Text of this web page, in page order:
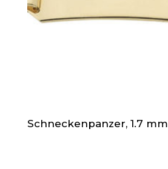
Schneckenpanzer, 1.7 mm